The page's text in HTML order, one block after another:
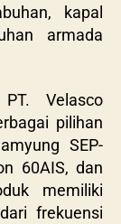
kapal
armada
PT. Velasco
pilihan
SEP-
60AIS, dan
memiliki
frekuensi